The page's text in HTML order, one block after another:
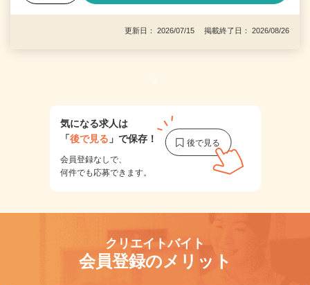
更新日： 2026/07/15 掲載終了日： 2026/08/26
1
気になる求人は
「後で見る 」で保存！
会員登録なしで、
何件でも応募できます。
クリエイトバイト
会員登録のメリット